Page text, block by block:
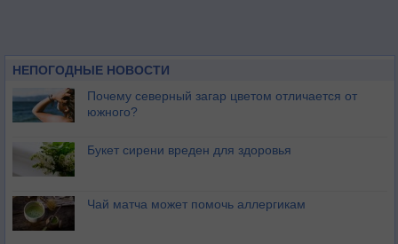
НЕПОГОДНЫЕ НОВОСТИ
Почему северный загар цветом отличается от
южного?
Букет сирени вреден для здоровья
Чай матча может помочь аллергикам